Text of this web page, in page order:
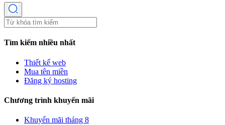
Tìm kiếm nhiều nhất
Thiết kế web
Mua tên miền
Đăng ký hosting
Chương trình khuyến mãi
Khuyến mãi tháng 8